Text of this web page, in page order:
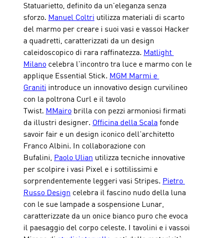
Statuarietto, definito da un'eleganza senza
sforzo. Manuel Coltri utilizza materiali di scarto
del marmo per creare i suoi vasi e vassoi Hacker
a quadretti, caratterizzati da un design
caleidoscopico di rara raffinatezza. Matlight
Milano celebra l'incontro tra luce e marmo con le
applique Essential Stick. MGM Marmi e
Graniti introduce un innovativo design curvilineo
con la poltrona Curl e il tavolo
Twist. MMairo brilla con pezzi armoniosi firmati
da illustri designer. Officina della Scala fonde
savoir fair e un design iconico dell'architetto
Franco Albini. In collaborazione con
Bufalini, Paolo Ulian utilizza tecniche innovative
per scolpire i vasi Pixel e i sottilissimi e
sorprendentemente leggeri vasi Stripes. Pietro
Russo Design celebra il fascino nudo della luna
con le sue lampade a sospensione Lunar,
caratterizzate da un onice bianco puro che evoca
il paesaggio del corpo celeste. I tavolini e i vassoi